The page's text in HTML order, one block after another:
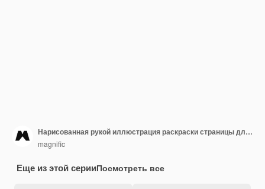
Нарисованная рукой иллюстрация раскраски страницы для празднования хэллоуина
magnific
Еще из этой серииПосмотреть все